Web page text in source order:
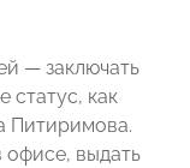
— заключать
статус, как
Питиримова.
офисе, выдать